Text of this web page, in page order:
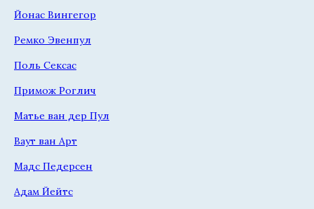
Йонас Вингегор
Ремко Эвенпул
Поль Сексас
Примож Роглич
Матье ван дер Пул
Ваут ван Арт
Мадс Педерсен
Адам Йейтс